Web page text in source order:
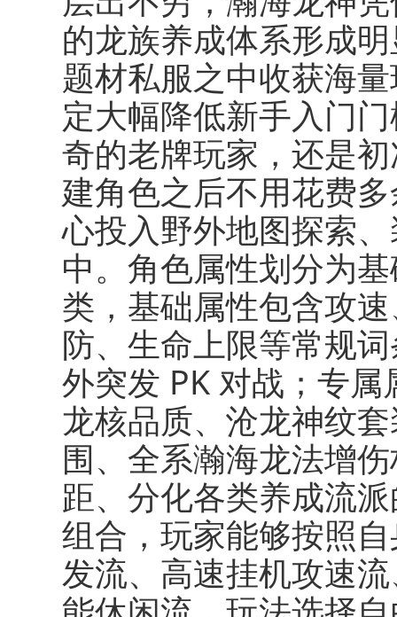
的龙族养成体系形成
题材私服之中收获海
定大幅降低新手入门
奇的老牌玩家，还是
建角色之后不用花费
心投入野外地图探索
中。角色属性划分为
类，基础属性包含攻
防、生命上限等常规
外突发 PK 对战；专
龙核品质、沧龙神纹
围、全系瀚海龙法增
距、分化各类养成流
组合，玩家能够按照
发流、高速挂机攻速